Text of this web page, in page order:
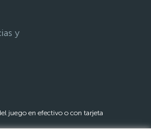
y
juego en efectivo o con tarjeta